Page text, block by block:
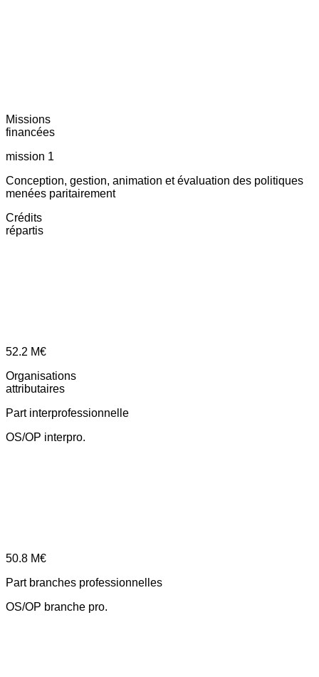
Missions
financées
mission 1
Conception, gestion, animation et évaluation des politiques
menées paritairement
Crédits
répartis
52.2 M€
Organisations
attributaires
Part interprofessionnelle
OS/OP interpro.
50.8 M€
Part branches professionnelles
OS/OP branche pro.